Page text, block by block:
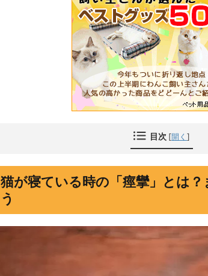
目次 [開く ]
猫が寝ている時の「痙攣」とは
う